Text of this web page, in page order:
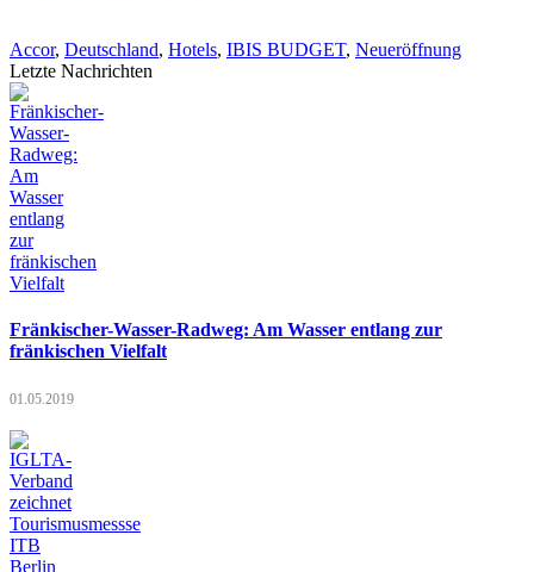
Accor, Deutschland, Hotels, IBIS BUDGET, Neueröffnung
Letzte Nachrichten
Fränkischer-Wasser-Radweg: Am Wasser entlang zur
fränkischen Vielfalt
01.05.2019